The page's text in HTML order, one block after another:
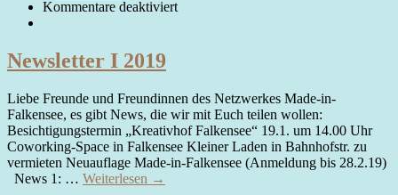
Kommentare deaktiviert
Newsletter I 2019
Liebe Freunde und Freundinnen des Netzwerkes Made-in-
Falkensee, es gibt News, die wir mit Euch teilen wollen:
Besichtigungstermin „Kreativhof Falkensee“ 19.1. um 14.00 Uhr
Coworking-Space in Falkensee Kleiner Laden in Bahnhofstr. zu
vermieten Neuauflage Made-in-Falkensee (Anmeldung bis 28.2.19)
News 1: … Weiterlesen →